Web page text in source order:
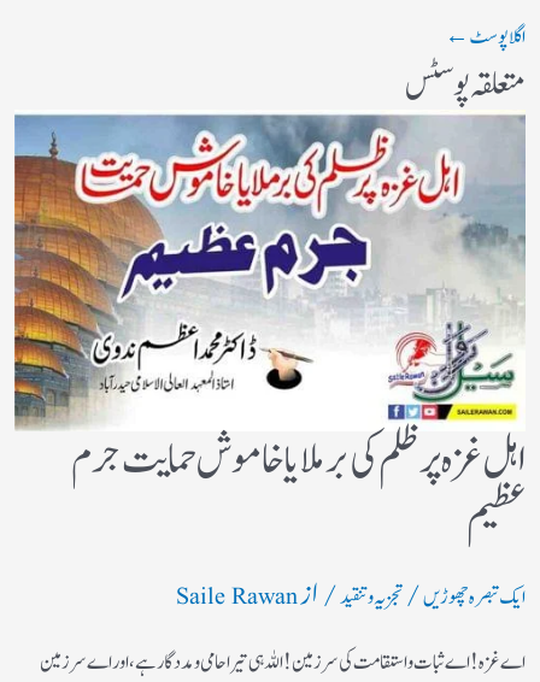
اگلا پوسٹ←
متعلقہ پوسٹس
اہل غزہ پر ظلم کی برملا یا خاموش حمایت جرم
عظیم
ایک تبصرہ چھوڑیں/تجزیہ و تنقید/ ازSaile Rawan
اے غزہ! اے ثبات واستقامت کی سرزمین! اللہ ہی تیرا حامی ومددگار ہے، اور اے سرزمین